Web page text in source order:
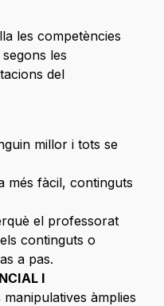
les competències
les
del
millor i tots se
més fàcil, continguts
el professorat
continguts o
a pas.
I
manipulatives àmplies